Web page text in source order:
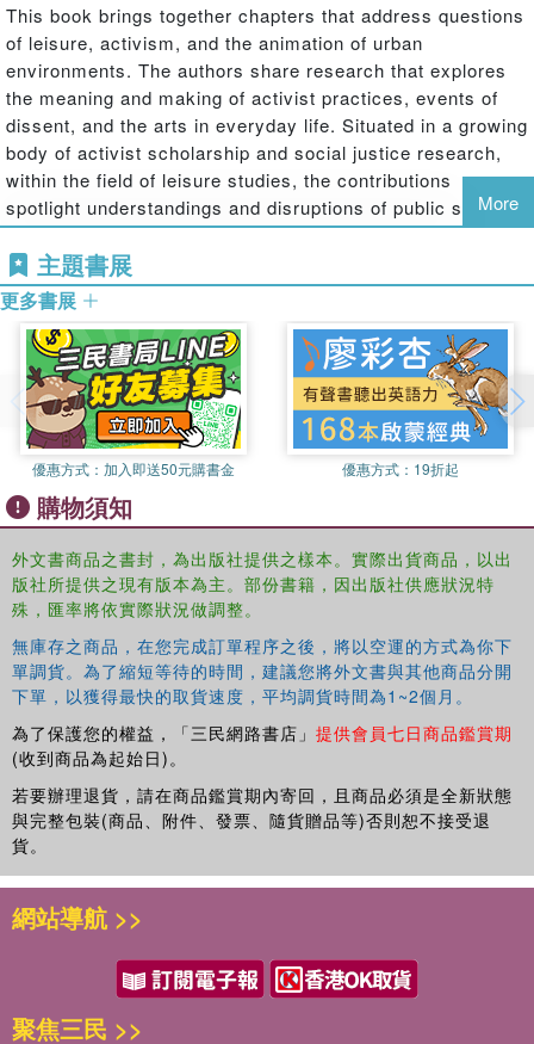
This book brings together chapters that address questions
of leisure, activism, and the animation of urban
environments. The authors share research that explores
the meaning and making of activist practices, events of
dissent, and the arts in everyday life. Situated in a growing
body of activist scholarship and social justice research,
within the field of leisure studies, the contributions
spotlight understandings and disruptions of public spaces
in cities. These range from overtly political practices such
as protest marches to recreational practices such as
skateboarding and bicycling that remake cities through
their contestations of space. Across the collection the
chapters raise broader questions of civil society, whether
it is research on youth activism, historical uses of public
spaces by rightwing or racist groups, or interrogating the
absence of leisure and closure of public spaces for people
experiencing homelessness. Some chapters explore
events, such as festivals as sites of resistance and social
change. In others, grassroots neighbourhood activism
through arts is centralised, or mega-events are framed
through protest campaigns against bids to host the
Summer Olympic Games. A central thread running
count and whose remain unheard in events of dissent in
the city.
The chapters in this book were originally published as a
special issue ofLeisure Studies
More
主題書展
更多書展
優惠方式： 加入即送50元購書金 優惠方式： 19折起
購物須知
外文書商品之書封，為出版社提供之樣本。實際出貨商品，以出
版社所提供之現有版本為主。部份書籍，因出版社供應狀況特
殊，匯率將依實際狀況做調整。
無庫存之商品，在您完成訂單程序之後，將以空運的方式為你下
單調貨。為了縮短等待的時間，建議您將外文書與其他商品分開
下單，以獲得最快的取貨速度，平均調貨時間為1~2個月。
為了保護您的權益，「三民網路書店」 提供會員七日商品鑑賞期
(收到商品為起始日)。
若要辦理退貨，請在商品鑑賞期內寄回，且商品必須是全新狀態
與完整包裝(商品、附件、發票、隨貨贈品等)否則恕不接受退
貨。
網站導航 >>
聚焦三民 >>